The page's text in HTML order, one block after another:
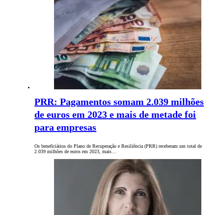
PRR: Pagamentos somam 2.039 milhões
de euros em 2023 e mais de metade foi
para empresas
Os beneficiários do Plano de Recuperação e Resiliência (PRR) receberam um total de
2.039 milhões de euros em 2023, mais…